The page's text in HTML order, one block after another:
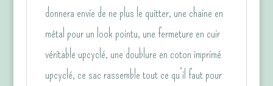
donnera envie de ne plus le quitter, une chaine en
métal pour un look pointu, une fermeture en cuir
véritable upcyclé, une doublure en coton imprimé
upcyclé, ce sac rassemble tout ce qu’il faut pour